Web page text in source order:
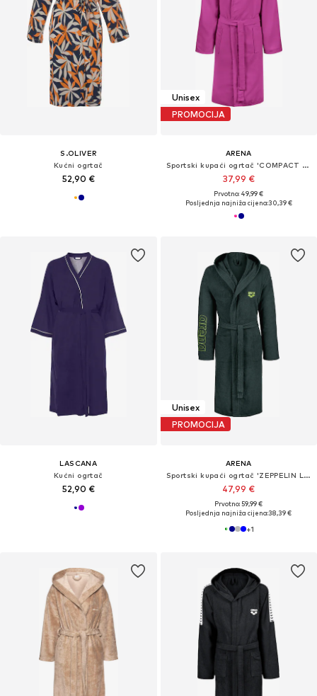
S.OLIVER
Kućni ogrtač
52,90 €
Unisex
PROMOCIJA
ARENA
Sportski kupaći ogrtač 'COMPACT MICROFIBER'
37,99 €
Prvotno: 49,99 €
Posljednja najniža cijena:30,39 €
LASCANA
Kućni ogrtač
52,90 €
Unisex
PROMOCIJA
ARENA
Sportski kupaći ogrtač 'ZEPPELIN LIGHT'
47,99 €
Prvotno: 59,99 €
Posljednja najniža cijena:38,39 €
+1